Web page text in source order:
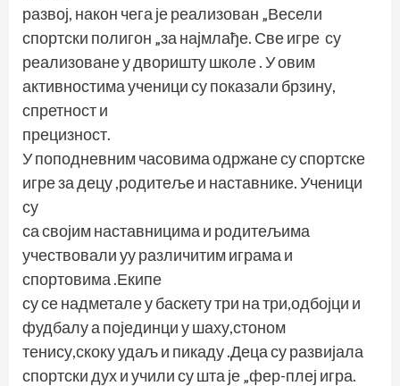
развој, након чега је реализован „Весели
спортски полигон „за најмлађе. Све игре су
реализоване у дворишту школе . У овим
активностима ученици су показали брзину,
спретност и
прецизност.
У поподневним часовима одржане су спортске
игре за децу ,родитеље и наставнике. Ученици
су
са својим наставницима и родитељима
учествовали уу различитим играма и
спортовима .Екипе
су се надметале у баскету три на три,одбојци и
фудбалу а појединци у шаху,стоном
тенису,скоку удаљ и пикаду .Деца су развијала
спортски дух и учили су шта је „фер-плеј игра.